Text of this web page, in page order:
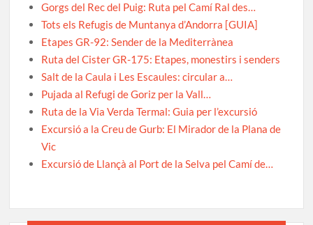
Gorgs del Rec del Puig: Ruta pel Camí Ral des…
Tots els Refugis de Muntanya d’Andorra [GUIA]
Etapes GR-92: Sender de la Mediterrànea
Ruta del Cister GR-175: Etapes, monestirs i senders
Salt de la Caula i Les Escaules: circular a…
Pujada al Refugi de Goriz per la Vall…
Ruta de la Via Verda Termal: Guia per l’excursió
Excursió a la Creu de Gurb: El Mirador de la Plana de
Vic
Excursió de Llançà al Port de la Selva pel Camí de…